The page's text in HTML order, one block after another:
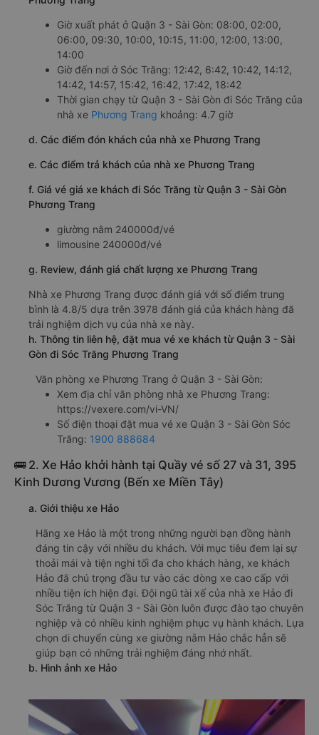
Giờ xuất phát ở Quận 3 - Sài Gòn: 08:00, 02:00,
06:00, 09:30, 10:00, 10:15, 11:00, 12:00, 13:00,
14:00
Giờ đến nơi ở Sóc Trăng: 12:42, 6:42, 10:42, 14:12,
14:42, 14:57, 15:42, 16:42, 17:42, 18:42
Thời gian chạy từ Quận 3 - Sài Gòn đi Sóc Trăng của
nhà xe Phương Trang khoảng: 4.7 giờ
d. Các điểm đón khách của nhà xe Phương Trang
e. Các điểm trả khách của nhà xe Phương Trang
f. Giá vé giá xe khách đi Sóc Trăng từ Quận 3 - Sài Gòn
Phương Trang
giường nằm 240000đ/vé
limousine 240000đ/vé
g. Review, đánh giá chất lượng xe Phương Trang
Nhà xe Phương Trang được đánh giá với số điểm trung
bình là 4.8/5 dựa trên 3978 đánh giá của khách hàng đã
trải nghiệm dịch vụ của nhà xe này.
h. Thông tin liên hệ, đặt mua vé xe khách từ Quận 3 - Sài
Gòn đi Sóc Trăng Phương Trang
Văn phòng xe Phương Trang ở Quận 3 - Sài Gòn:
Xem địa chỉ văn phòng nhà xe Phương Trang:
https://vexere.com/vi-VN/
Số điện thoại đặt mua vé xe Quận 3 - Sài Gòn Sóc
Trăng: 1900 888684
🚌 2. Xe Hảo khởi hành tại Quầy vé số 27 và 31, 395
Kinh Dương Vương (Bến xe Miền Tây)
a. Giới thiệu xe Hảo
Hãng xe Hảo là một trong những người bạn đồng hành
đáng tin cậy với nhiều du khách. Với mục tiêu đem lại sự
thoải mái và tiện nghi tối đa cho khách hàng, xe khách
Hảo đã chú trọng đầu tư vào các dòng xe cao cấp với
nhiều tiện ích hiện đại. Đội ngũ tài xế của nhà xe Hảo đi
Sóc Trăng từ Quận 3 - Sài Gòn luôn được đào tạo chuyên
nghiệp và có nhiều kinh nghiệm phục vụ hành khách. Lựa
chọn di chuyển cùng xe giường nằm Hảo chắc hẳn sẽ
giúp bạn có những trải nghiệm đáng nhớ nhất.
b. Hình ảnh xe Hảo